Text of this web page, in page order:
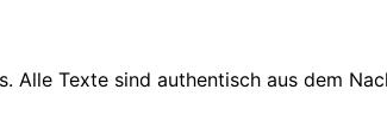
Alle Texte sind authentisch aus dem